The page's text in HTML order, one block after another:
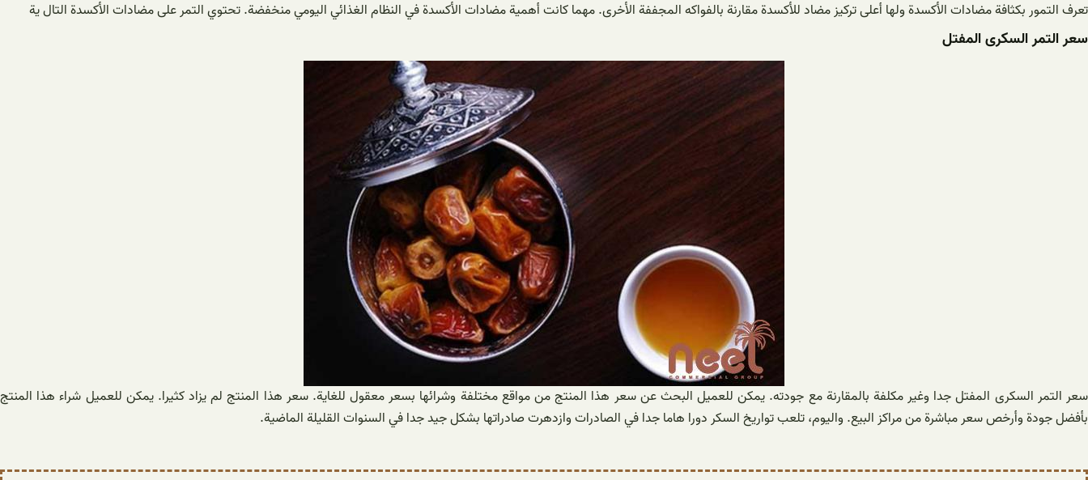
تعرف التمور بكثافة مضادات الأكسدة ولها أعلى تركيز مضاد للأكسدة مقارنة بالفواكه المجففة الأخرى. مهما كانت أهمية مضادات الأكسدة في النظام الغذائي اليومي منخفضة. تحتوي التمر على مضادات الأكسدة التال ية
سعر التمر السکری المفتل
سعر التمر السکری المفتل جدا وغير مكلفة بالمقارنة مع جودته. يمكن للعميل البحث عن سعر هذا المنتج من مواقع مختلفة وشرائها بسعر معقول للغاية. سعر هذا المنتج لم يزاد كثيرا. يمكن للعميل شراء هذا المنتج
بأفضل جودة وأرخص سعر مباشرة من مراكز البيع. واليوم، تلعب تواريخ السكر دورا هاما جدا في الصادرات وازدهرت صادراتها بشكل جيد جدا في السنوات القليلة الماضية.